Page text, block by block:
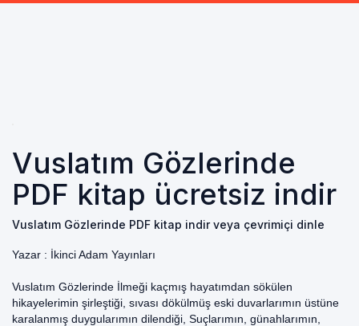
Vuslatım Gözlerinde
PDF kitap ücretsiz indir
Vuslatım Gözlerinde PDF kitap indir veya çevrimiçi dinle
Yazar : İkinci Adam Yayınları
Vuslatım Gözlerinde İlmeği kaçmış hayatımdan sökülen
hikayelerimin şirleştiği, sıvası dökülmüş eski duvarlarımın üstüne
karalanmış duygularımın dilendiği, Suçlarımın, günahlarımın,